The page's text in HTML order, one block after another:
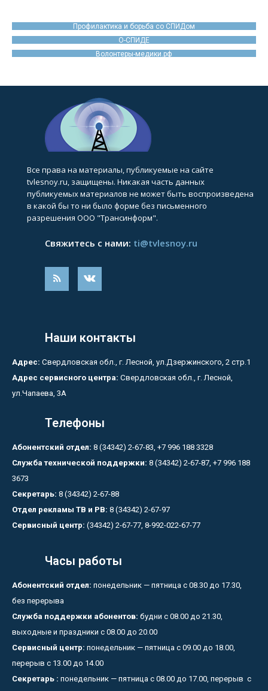
Профилактика и борьба со СПИДом
О-СПИДЕ
Волонтеры-медики.рф
Все права на материалы, публикуемые на сайте
tvlesnoy.ru, защищены. Никакая часть данных
публикуемых материалов не может быть воспроизведена
в какой бы то ни было форме без письменного
разрешения ООО "Трансинформ".
Свяжитесь с нами: ti@tvlesnoy.ru
Наши контакты
Адрес: Свердловская обл., г. Лесной, ул.Дзержинского, 2 стр.1
Адрес сервисного центра: Свердловская обл., г. Лесной,
ул.Чапаева, 3А
Телефоны
Абонентский отдел: 8 (34342) 2-67-83, +7 996 188 3328
Служба технической поддержки: 8 (34342) 2-67-87, +7 996 188
3673
Секретарь: 8 (34342) 2-67-88
Отдел рекламы ТВ и РВ: 8 (34342) 2-67-97
Сервисный центр: (34342) 2-67-77, 8-992-022-67-77
Часы работы
Абонентский отдел: понедельник — пятница с 08.30 до 17.30,
без перерыва
Служба поддержки абонентов: будни с 08.00 до 21.30,
выходные и праздники с 08.00 до 20.00
Сервисный центр: понедельник — пятница с 09.00 до 18.00,
перерыв с 13.00 до 14.00
Секретарь : понедельник — пятница с 08.00 до 17.00, перерыв с